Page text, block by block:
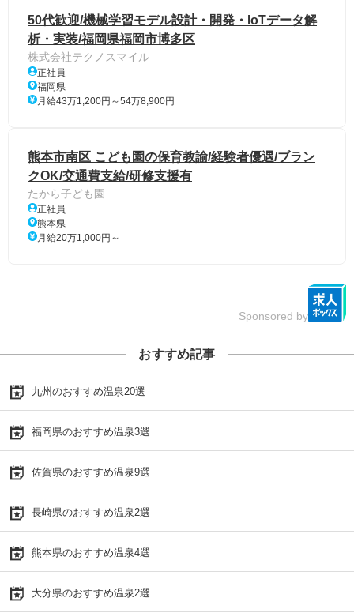
50代歓迎/機械学習モデル設計・開発・IoTデータ解
析・実装/福岡県福岡市博多区
株式会社テクノスマイル
正社員
福岡県
月給43万1,200円～54万8,900円
熊本市南区 こども園の保育教諭/経験者優遇/ブラン
クOK/交通費支給/研修支援有
たから子ども園
正社員
熊本県
月給20万1,000円～
Sponsored by
おすすめ記事
九州のおすすめ温泉20選
福岡県のおすすめ温泉3選
佐賀県のおすすめ温泉9選
長崎県のおすすめ温泉2選
熊本県のおすすめ温泉4選
大分県のおすすめ温泉2選